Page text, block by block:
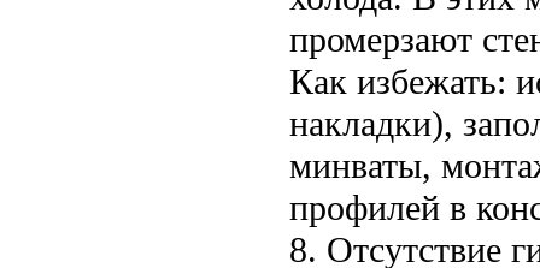
промерзают
Как избежать:
накладки),
минваты,
профилей в
8. Отсутствие